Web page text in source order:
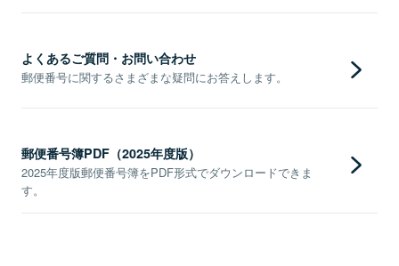
よくあるご質問・お問い合わせ
郵便番号に関するさまざまな疑問にお答えします。
郵便番号簿PDF（2025年度版）
2025年度版郵便番号簿をPDF形式でダウンロードできま
す。